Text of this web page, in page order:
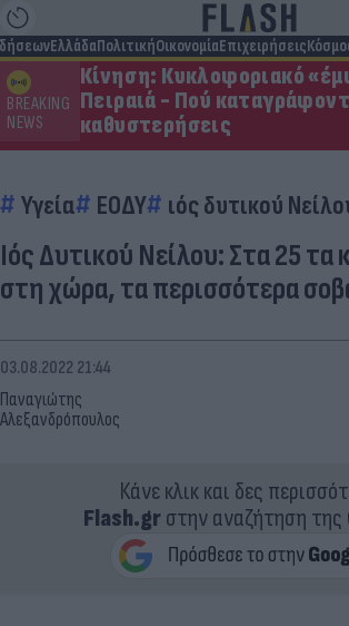
ΕλλάδαΠολιτικήΟικονομίαΕπιχειρήσεις
BREAKING
NEWS
Κίνηση: Κυκλοφοριακό
Πειραιά - Πού
καθυστερήσεις
Υγεία ΕΟΔΥ ιός δυτικού
Ιός Δυτικού Νείλου: Στα 25 τα
στη χώρα, τα περισσότερα
Παναγιώτης
Αλεξανδρόπουλος
03.08.2022 21:44
Κάνε κλικ και δες
Flash.grστην αναζήτηση της